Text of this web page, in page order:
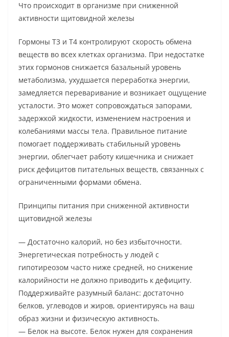
Что происходит в организме при сниженной
активности щитовидной железы
Гормоны Т3 и Т4 контролируют скорость обмена
веществ во всех клетках организма. При недостатке
этих гормонов снижается базальный уровень
метаболизма, ухудшается переработка энергии,
замедляется переваривание и возникает ощущение
усталости. Это может сопровождаться запорами,
задержкой жидкости, изменением настроения и
колебаниями массы тела. Правильное питание
помогает поддерживать стабильный уровень
энергии, облегчает работу кишечника и снижает
риск дефицитов питательных веществ, связанных с
ограниченными формами обмена.
Принципы питания при сниженной активности
щитовидной железы
— Достаточно калорий, но без избыточности.
Энергетическая потребность у людей с
гипотиреозом часто ниже средней, но снижение
калорийности не должно приводить к дефициту.
Поддерживайте разумный баланс: достаточно
белков, углеводов и жиров, ориентируясь на ваш
образ жизни и физическую активность.
— Белок на высоте. Белок нужен для сохранения